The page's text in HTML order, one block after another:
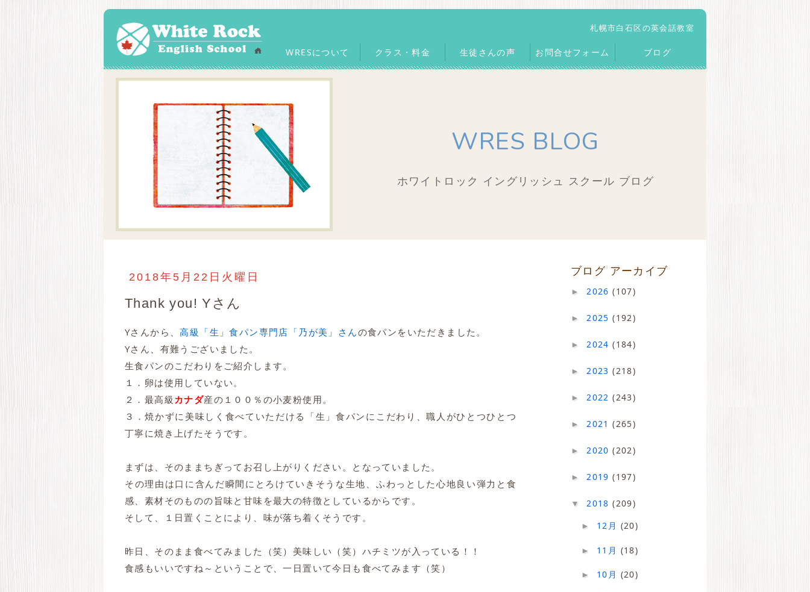
札幌市白石区の英会話教室
WRESについて クラス・料金 生徒さんの声 お問合せフォーム ブログ
WRES BLOG
ホワイトロック イングリッシュ スクール ブログ
2018年5月22日火曜日
Thank you! Yさん
Yさんから、高級「生」食パン専門店「乃が美」さんの食パンをいただきました。
Yさん、有難うございました。
生食パンのこだわりをご紹介します。
１．卵は使用していない。
２．最高級 カナダ産の１００％の小麦粉使用。
３．焼かずに美味しく食べていただける「生」食パンにこだわり、職人がひとつひとつ
丁寧に焼き上げたそうです。
まずは、そのままちぎってお召し上がりください。となっていました。
その理由は口に含んだ瞬間にとろけていきそうな生地、ふわっとした心地良い弾力と食
感、素材そのものの旨味と甘味を最大の特徴としているからです。
そして、１日置くことにより、味が落ち着くそうです。
昨日、そのまま食べてみました（笑）美味しい（笑）ハチミツが入っている！！
食感もいいですね～ということで、一日置いて今日も食べてみます（笑）
ブログ アーカイブ
► 2026(107)
► 2025(192)
► 2024(184)
► 2023(218)
► 2022(243)
► 2021(265)
► 2020(202)
► 2019(197)
▼ 2018(209)
► 12月 (20)
► 11月 (18)
► 10月 (20)